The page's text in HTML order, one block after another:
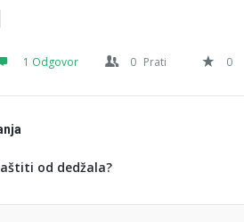
1 Odgovor 0 Prati 0
od dedžala?